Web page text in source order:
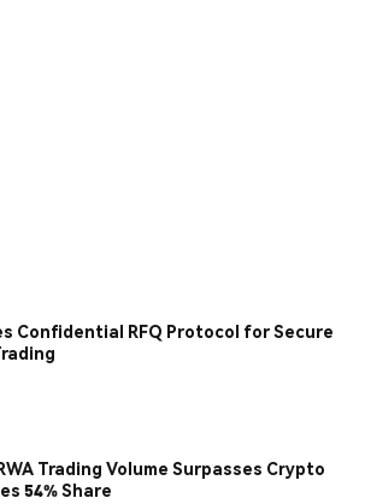
Confidential RFQ Protocol for Secure
Trading Volume Surpasses Crypto
54% Share